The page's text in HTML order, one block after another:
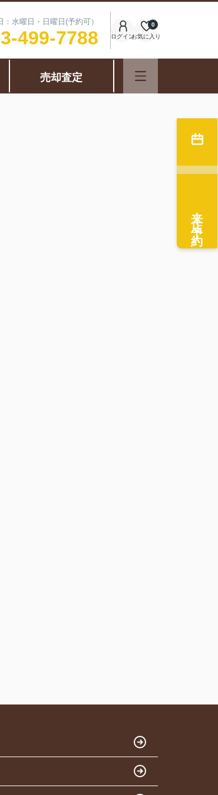
水曜日・日曜日(予約可）
499-7788 ログインお気に入り
0
売却査定
来店予約